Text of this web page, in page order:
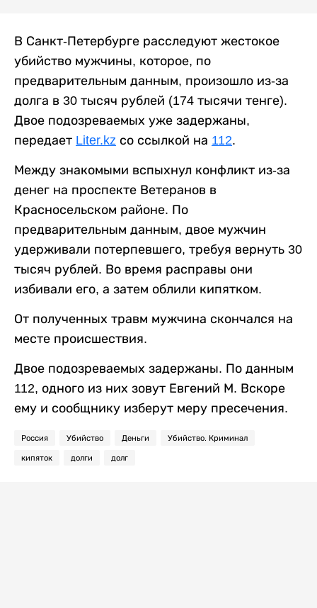
В Санкт-Петербурге расследуют жестокое
убийство мужчины, которое, по
предварительным данным, произошло из-за
долга в 30 тысяч рублей (174 тысячи тенге).
Двое подозреваемых уже задержаны,
передает Liter.kz со ссылкой на 112.
Между знакомыми вспыхнул конфликт из-за
денег на проспекте Ветеранов в
Красносельском районе. По
предварительным данным, двое мужчин
удерживали потерпевшего, требуя вернуть 30
тысяч рублей. Во время расправы они
избивали его, а затем облили кипятком.
От полученных травм мужчина скончался на
месте происшествия.
Двое подозреваемых задержаны. По данным
112, одного из них зовут Евгений М. Вскоре
ему и сообщнику изберут меру пресечения.
Россия Убийство Деньги Убийство. Криминал
кипяток долги долг